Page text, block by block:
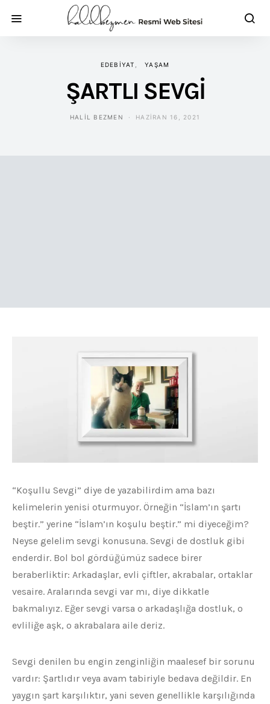
EDEBIYAT YAŞAM
ŞARTLI SEVGİ
HALIL BEZMEN HAZIRAN 16, 2021
“Koşullu Sevgi” diye de yazabilirdim ama bazı
kelimelerin yenisi oturmuyor. Örneğin “İslam’ın şartı
beştir.” yerine “İslam’ın koşulu beştir.” mi diyeceğim?
Neyse gelelim sevgi konusuna. Sevgi de dostluk gibi
enderdir. Bol bol gördüğümüz sadece birer
beraberliktir: Arkadaşlar, evli çiftler, akrabalar, ortaklar
vesaire. Aralarında sevgi var mı, diye dikkatle
bakmalıyız. Eğer sevgi varsa o arkadaşlığa dostluk, o
evliliğe aşk, o akrabalara aile deriz.
Sevgi denilen bu engin zenginliğin maalesef bir sorunu
vardır: Şartlıdır veya avam tabiriyle bedava değildir. En
yaygın şart karşılıktır, yani seven genellikle karşılığında